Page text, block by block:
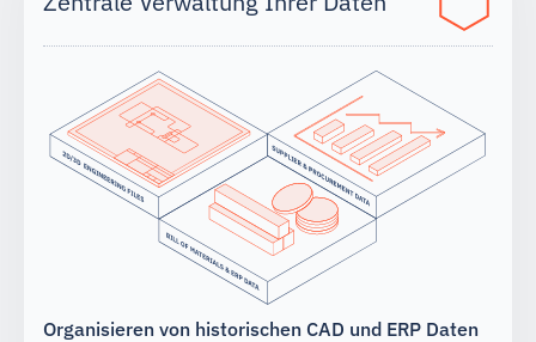
Organisieren von historischen CAD und ERP Daten